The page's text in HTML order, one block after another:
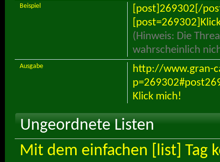
[post]269302[/
(Hinweis: Die
wahrscheinlich
Beispiel
http://www.gran-
Klick mich!
Ausgabe
Ungeordnete Listen
Mit dem einfachen [list] Tag